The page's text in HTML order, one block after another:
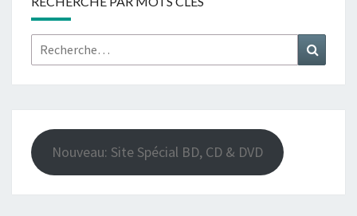
Rechercher :
Nouveau: Site Spécial BD, CD & DVD